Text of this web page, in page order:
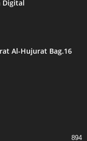
Digital
Al-Hujurat Bag.16
894